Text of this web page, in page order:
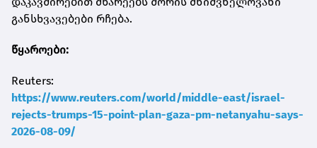
განსხვავებები რჩება.
წყაროები:
Reuters:
https://www.reuters.com/world/middle-east/israel-
rejects-trumps-15-point-plan-gaza-pm-netanyahu-says-
2026-08-09/